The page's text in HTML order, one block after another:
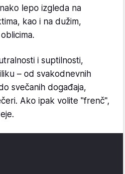
lepo izgleda na
kao i na dužim,
i suptilnosti,
– od svakodnevnih
svečanih događaja,
Ako ipak volite "frenč",